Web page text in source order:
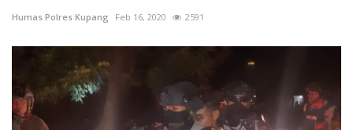
Humas Polres Kupang Feb 16, 2020 2591